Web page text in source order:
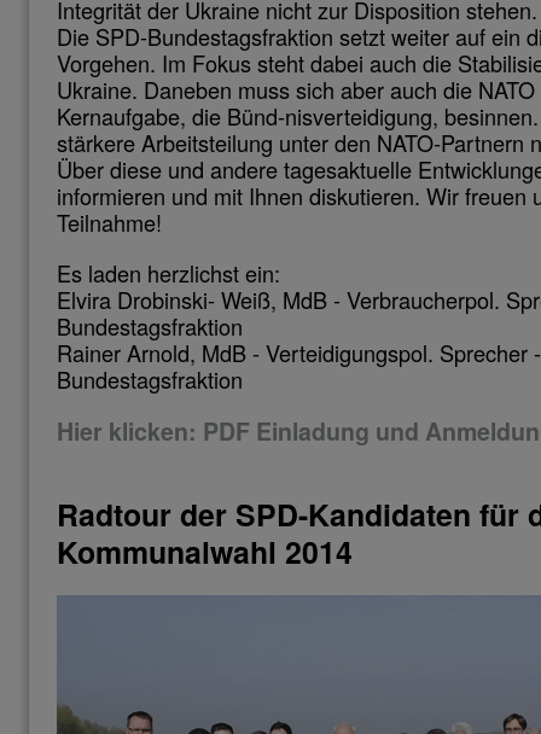
Integrität der Ukraine nicht zur Disposition stehen.
Die SPD-Bundestagsfraktion setzt weiter auf ein
Vorgehen. Im Fokus steht dabei auch die
Ukraine. Daneben muss sich aber auch die
Kernaufgabe, die Bünd-nisverteidigung,
stärkere Arbeitsteilung unter den NATO-Partnern
Über diese und andere tagesaktuelle
informieren und mit Ihnen diskutieren. Wir freuen
Teilnahme!
Es laden herzlichst ein:
Elvira Drobinski- Weiß, MdB - Verbraucherpol.
Bundestagsfraktion
Rainer Arnold, MdB - Verteidigungspol. Sprecher
Bundestagsfraktion
Hier klicken: PDF Einladung und
Radtour der SPD-Kandidaten für
Kommunalwahl 2014